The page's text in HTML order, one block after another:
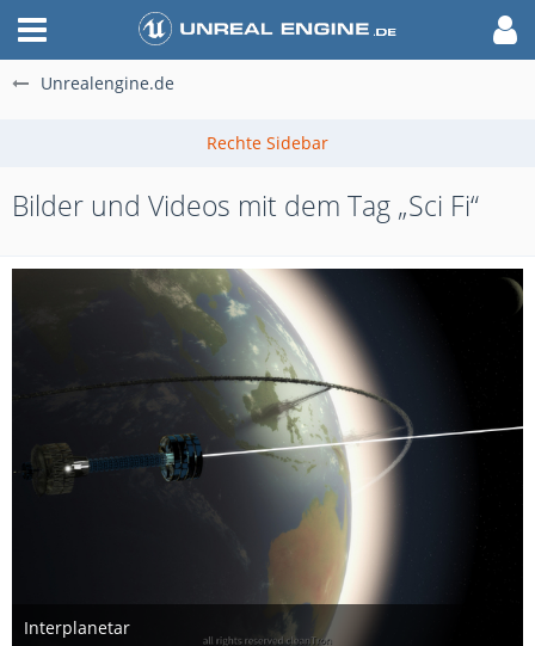
Unrealengine.de
Bilder und Videos mit dem Tag „Sci Fi“
Interplanetar